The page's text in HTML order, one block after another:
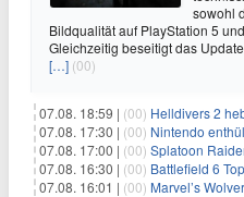
sowohl
Bildqualität auf PlayStation 5
Gleichzeitig beseitigt das
[…] (00)
07.08. 18:59 | (00) Helldivers 2 hebt das
07.08. 17:30 | (00) Nintendo enthüllt
07.08. 17:00 | (00) Splatoon Raiders:
07.08. 16:30 | (00) Battlefield 6 Top Gun:
07.08. 16:01 | (00) Marvel’s Wolverine: